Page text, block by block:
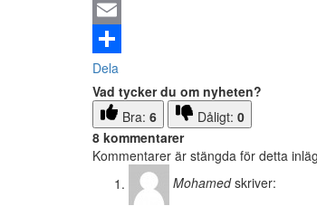
Email
Dela
Vad tycker du om nyheten?
Bra: 6 Dåligt: 0
8 kommentarer
Kommentarer är stängda för detta
Mohamed skriver: